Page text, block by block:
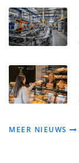
MEER NIEUWS